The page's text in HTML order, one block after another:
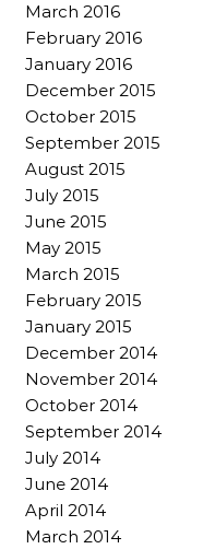
March 2016
February 2016
January 2016
December 2015
October 2015
September 2015
August 2015
July 2015
June 2015
May 2015
March 2015
February 2015
January 2015
December 2014
November 2014
October 2014
September 2014
July 2014
June 2014
April 2014
March 2014